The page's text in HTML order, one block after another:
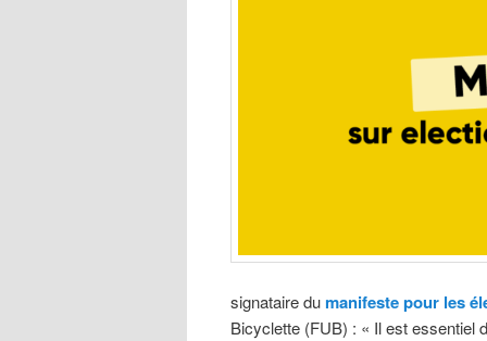
signataire dumanifeste pour les
Bicyclette (FUB) : « Il est essentiel